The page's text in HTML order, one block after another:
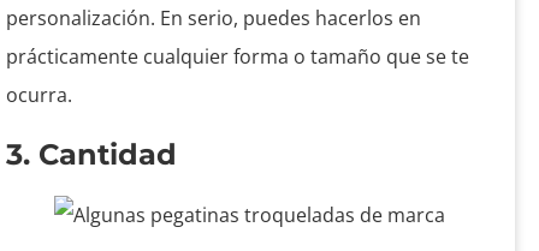
personalización. En serio, puedes hacerlos en
prácticamente cualquier forma o tamaño que se te
ocurra.
3. Cantidad